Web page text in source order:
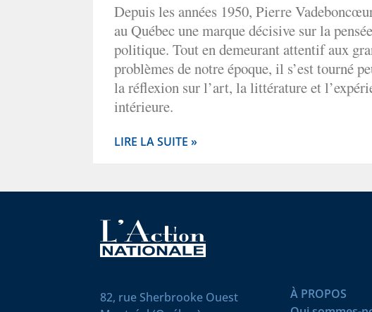
Depuis les années 1950, Pierre
au Québec une marque décisive sur la
politique. Tout en demeurant attentif aux
problèmes de notre époque, il s’est tourné
la réflexion sur l’art, la littérature et
intérieure.
LIRE LA SUITE »
82, rue Sherbrooke Ouest
À PROPOS